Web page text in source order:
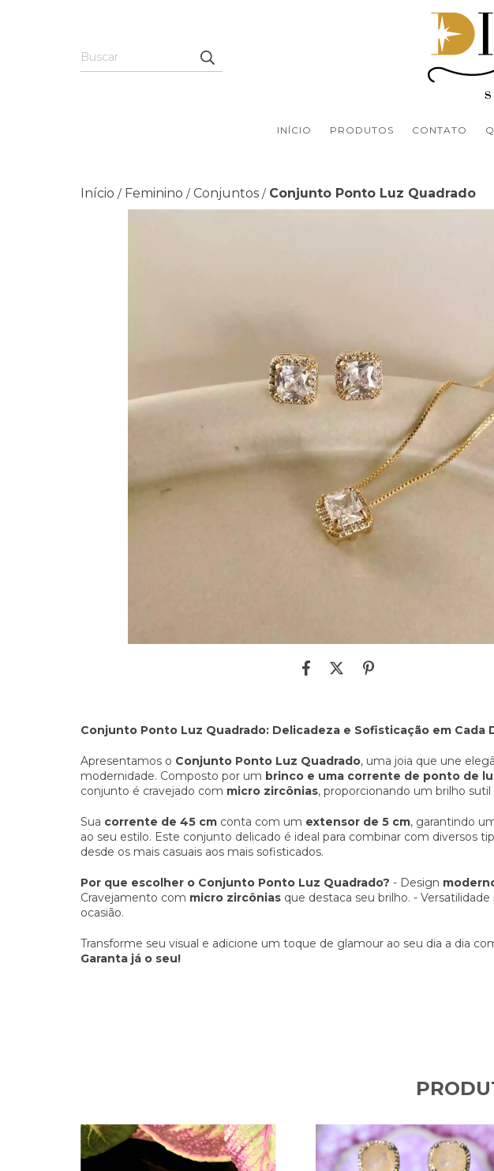
INÍCIO PRODUTOS CONTATO
Início / Feminino / Conjuntos / Conjunto Ponto Luz Quadrado
Conjunto Ponto Luz Quadrado: Delicadeza e Sofisticação em Cada
Apresentamos o Conjunto Ponto Luz Quadrado, uma joia que une
modernidade. Composto por um brinco e uma corrente de ponto de
conjunto é cravejado com micro zircônias, proporcionando um brilho
Sua corrente de 45 cm conta com um extensor de 5 cm, garantindo
ao seu estilo. Este conjunto delicado é ideal para combinar com diversos
desde os mais casuais aos mais sofisticados.
Por que escolher o Conjunto Ponto Luz Quadrado? - Design
Cravejamento com micro zircônias que destaca seu brilho. - Versatilidade
ocasião.
Transforme seu visual e adicione um toque de glamour ao seu dia a dia
Garanta já o seu!